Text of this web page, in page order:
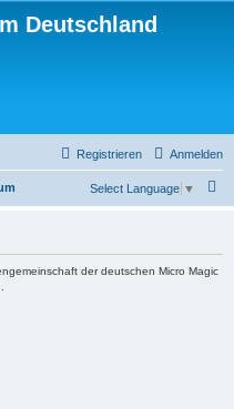
Deutschland
Anmelden
Registrieren
Select Language ▼
der deutschen Micro Magic